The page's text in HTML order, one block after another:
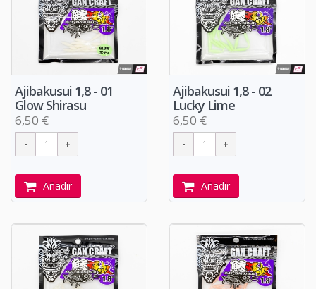
Ajibakusui 1,8 - 01
Glow Shirasu
6,50 €
Añadir
Ajibakusui 1,8 - 02
Lucky Lime
6,50 €
Añadir